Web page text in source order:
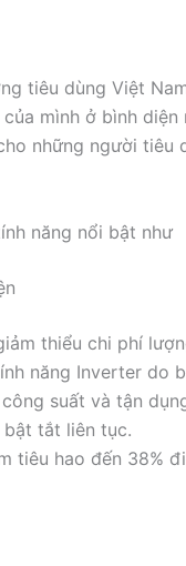
tiêu dùng Việt
mình ở bình diện
những người tiêu
năng nổi bật như
thiểu chi phí
năng Inverter do
suất và tận
bật tắt liên tục.
tiêu hao đến 38%